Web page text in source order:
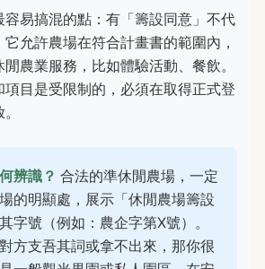
容易搞混的點：有「籌設同意」不代
允許農場在符合計畫書的範圍內，
農業服務，比如體驗活動、餐飲。
目是受限制的，必須在取得正式登
辨識？ 合法的準休閒農場，一定
的明顯處，展示「休閒農場籌設
字號（例如：農企字第X號）。
方支吾其詞或拿不出來，那你很